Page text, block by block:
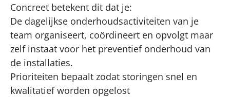
Concreet betekent dit dat je:
De dagelijkse onderhoudsactiviteiten van je
team organiseert, coördineert en opvolgt maar
zelf instaat voor het preventief onderhoud van
de installaties.
Prioriteiten bepaalt zodat storingen snel en
kwalitatief worden opgelost